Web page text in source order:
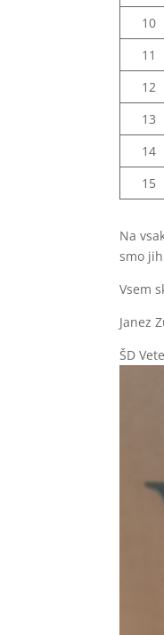
10
11
12
13
14
15
Na
smo
Vsem
Janez
ŠD